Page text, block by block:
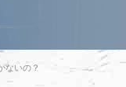
ないの？